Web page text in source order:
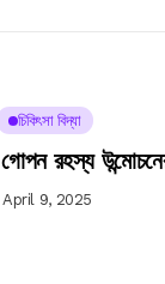
চিকিৎসা বিদ্যা
রহস্য
April 9, 2025